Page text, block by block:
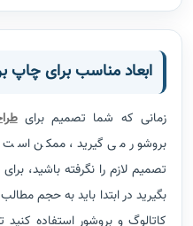
ابعاد مناسب برای چاپ
زمانی که شما تصمیم برای
بروشور می گیرید، ممکن است
تصمیم لازم را نگرفته باشید،
بگیرید در ابتدا باید به حجم
کاتالوگ و بروشور استفاده